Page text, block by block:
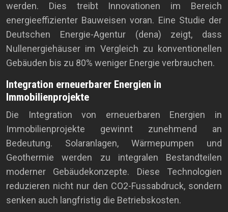
werden. Dies treibt Innovationen im Bereich
energieeffizienter Bauweisen voran. Eine Studie der
Deutschen Energie-Agentur (dena) zeigt, dass
Nullenergiehäuser im Vergleich zu konventionellen
Gebäuden bis zu 80% weniger Energie verbrauchen.
Integration erneuerbarer Energien in
Immobilienprojekte
Die Integration von erneuerbaren Energien in
Immobilienprojekte gewinnt zunehmend an
Bedeutung. Solaranlagen, Wärmepumpen und
Geothermie werden zu integralen Bestandteilen
moderner Gebäudekonzepte. Diese Technologien
reduzieren nicht nur den CO2-Fussabdruck, sondern
senken auch langfristig die Betriebskosten.